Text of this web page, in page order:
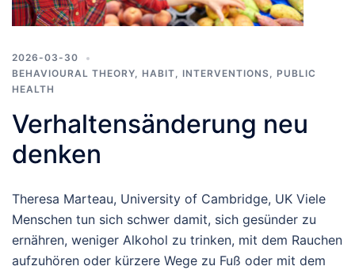
2026-03-30
BEHAVIOURAL THEORY, HABIT, INTERVENTIONS, PUBLIC
HEALTH
Verhaltensänderung neu
denken
Theresa Marteau, University of Cambridge, UK Viele
Menschen tun sich schwer damit, sich gesünder zu
ernähren, weniger Alkohol zu trinken, mit dem Rauchen
aufzuhören oder kürzere Wege zu Fuß oder mit dem